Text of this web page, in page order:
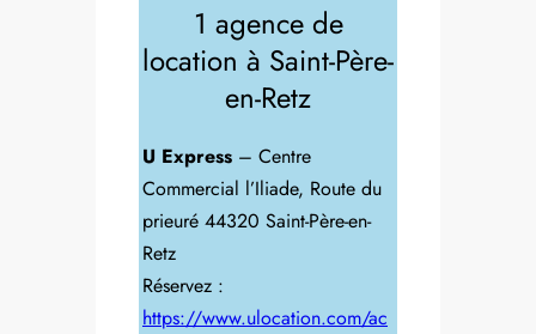
1 agence de
location à Saint-Père-
en-Retz
U Express – Centre
Commercial l’Iliade, Route du
prieuré 44320 Saint-Père-en-
Retz
Réservez :
https://www.ulocation.com/ac